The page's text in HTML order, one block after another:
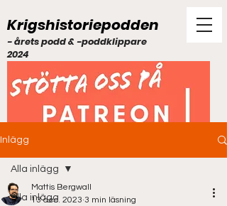
Krigshistoriepodden
- årets podd & -poddklippare
2024
Inlägg
Alla inlägg
Alla inlägg
Mattis Bergwall
13 dec. 2023 3 min läsning